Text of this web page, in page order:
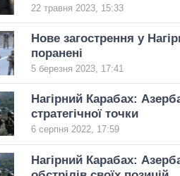
22 травня 2023, 15:33
Нове загострення у
поранені
5 березня 2023, 17:41
Нагірний Карабах:
стратегічної точки
6 серпня 2022, 17:59
Нагірний Карабах: